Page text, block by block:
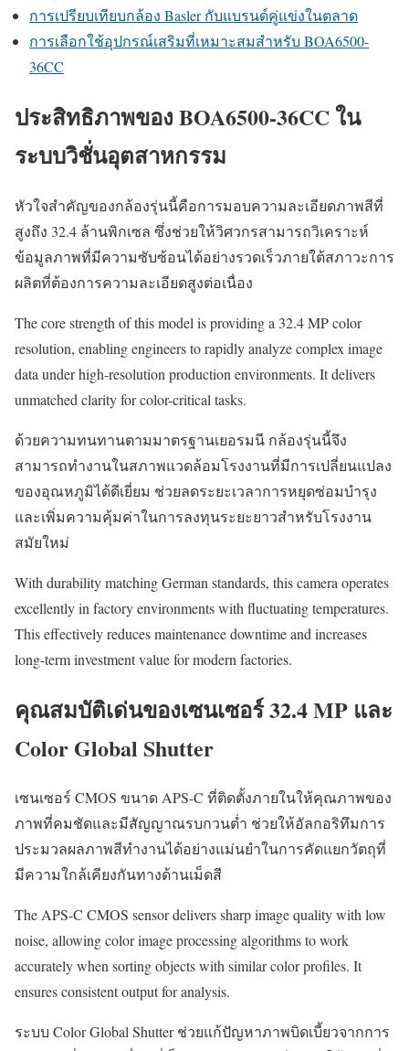
การเปรียบเทียบกล้อง Basler กับแบรนด์คู่แข่งในตลาด
การเลือกใช้อุปกรณ์เสริมที่เหมาะสมสำหรับ BOA6500-
36CC
ประสิทธิภาพของ BOA6500-36CC ใน
ระบบวิชั่นอุตสาหกรรม
หัวใจสำคัญของกล้องรุ่นนี้คือการมอบความละเอียดภาพสีที่
สูงถึง 32.4 ล้านพิกเซล ซึ่งช่วยให้วิศวกรสามารถวิเคราะห์
ข้อมูลภาพที่มีความซับซ้อนได้อย่างรวดเร็วภายใต้สภาวะการ
ผลิตที่ต้องการความละเอียดสูงต่อเนื่อง
The core strength of this model is providing a 32.4 MP color
resolution, enabling engineers to rapidly analyze complex image
data under high-resolution production environments. It delivers
unmatched clarity for color-critical tasks.
ด้วยความทนทานตามมาตรฐานเยอรมนี กล้องรุ่นนี้จึง
สามารถทำงานในสภาพแวดล้อมโรงงานที่มีการเปลี่ยนแปลง
ของอุณหภูมิได้ดีเยี่ยม ช่วยลดระยะเวลาการหยุดซ่อมบำรุง
และเพิ่มความคุ้มค่าในการลงทุนระยะยาวสำหรับโรงงาน
สมัยใหม่
With durability matching German standards, this camera operates
excellently in factory environments with fluctuating temperatures.
This effectively reduces maintenance downtime and increases
long-term investment value for modern factories.
คุณสมบัติเด่นของเซนเซอร์ 32.4 MP และ
Color Global Shutter
เซนเซอร์ CMOS ขนาด APS-C ที่ติดตั้งภายในให้คุณภาพของ
ภาพที่คมชัดและมีสัญญาณรบกวนต่ำ ช่วยให้อัลกอริทึมการ
ประมวลผลภาพสีทำงานได้อย่างแม่นยำในการคัดแยกวัตถุที่
มีความใกล้เคียงกันทางด้านเม็ดสี
The APS-C CMOS sensor delivers sharp image quality with low
noise, allowing color image processing algorithms to work
accurately when sorting objects with similar color profiles. It
ensures consistent output for analysis.
ระบบ Color Global Shutter ช่วยแก้ปัญหาภาพบิดเบี้ยวจากการ